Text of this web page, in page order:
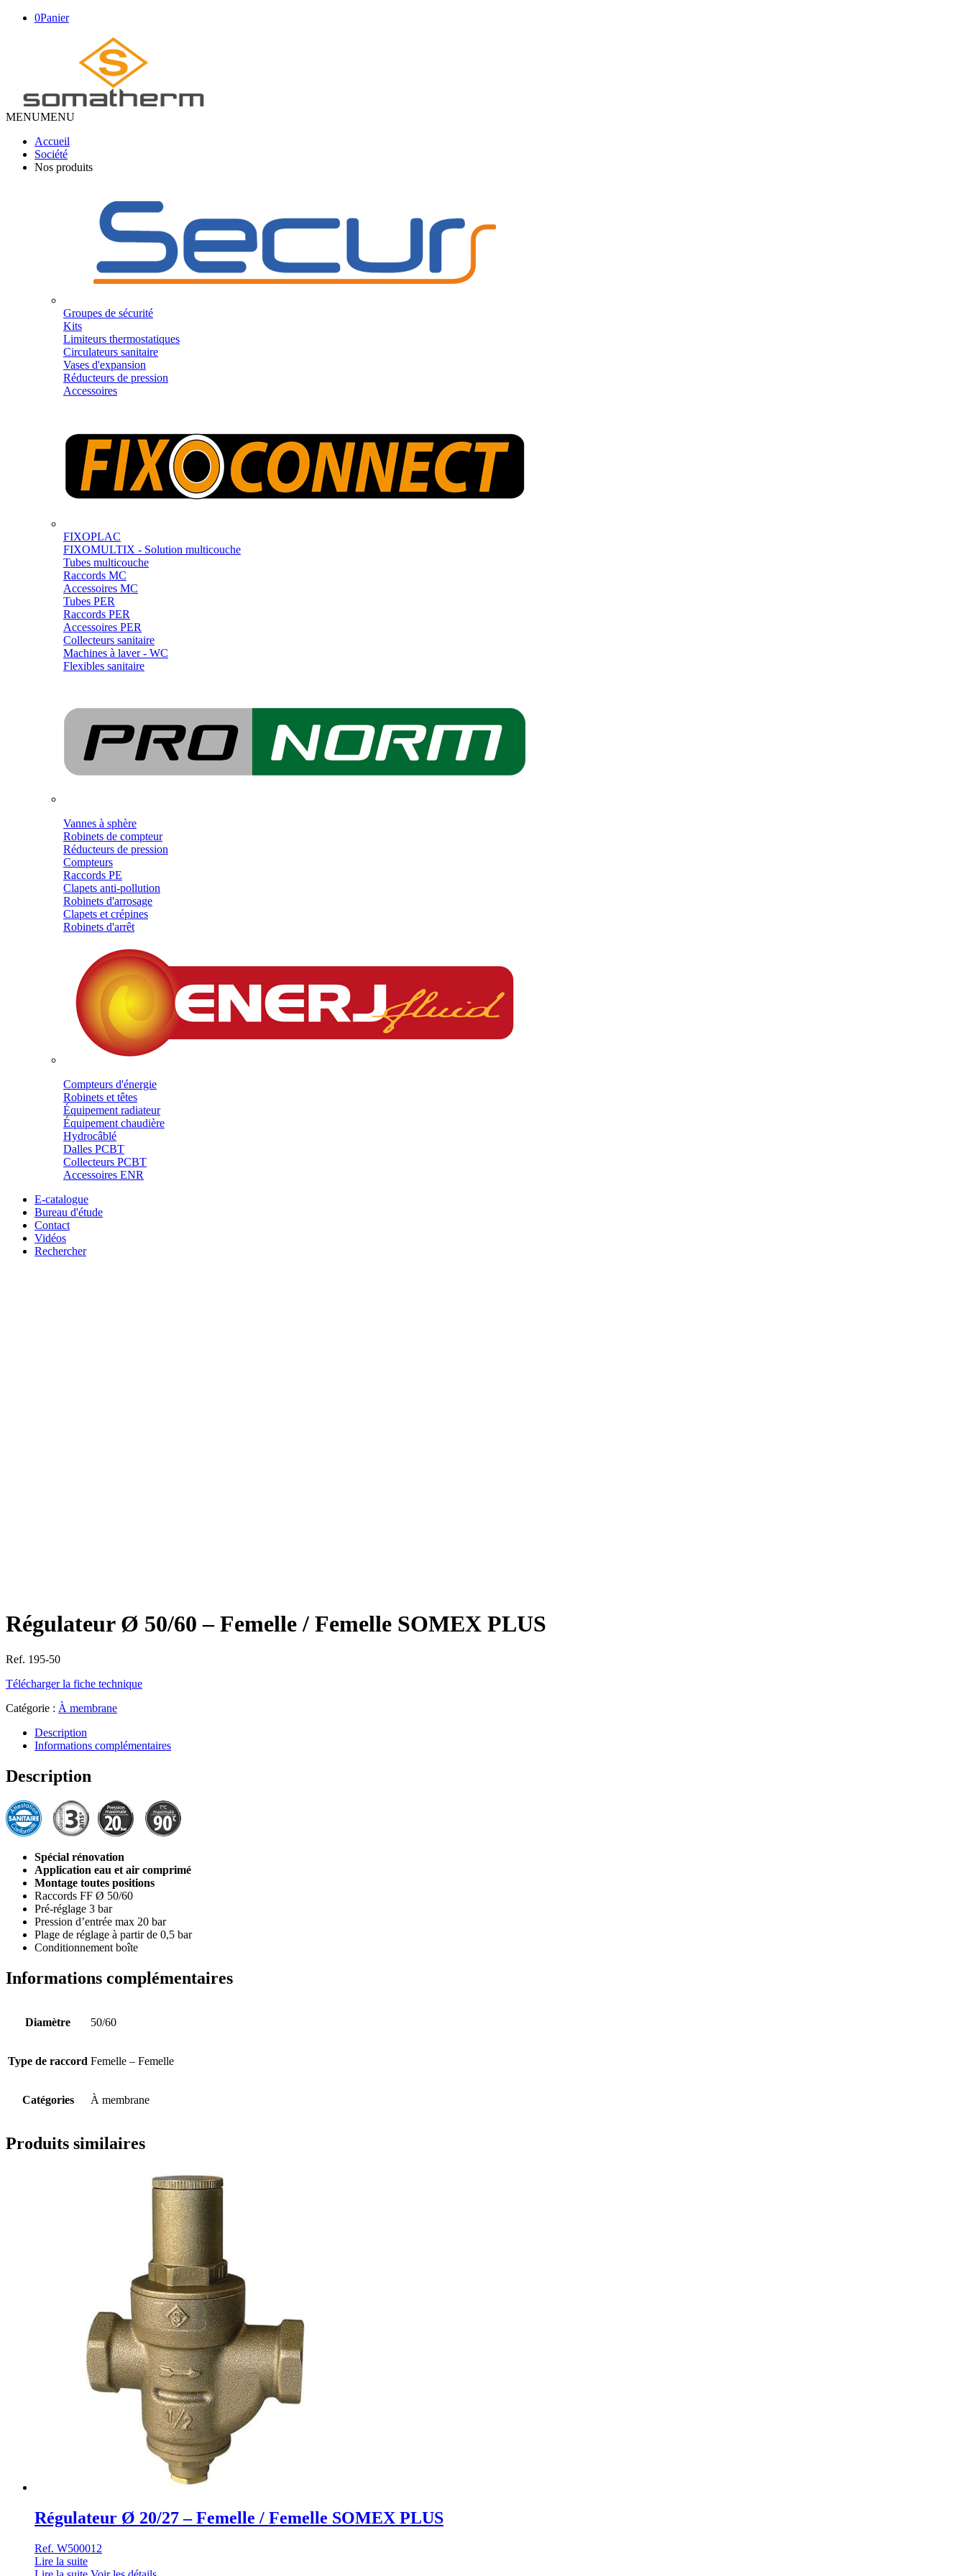
0Panier
MENUMENU
Accueil
Société
Nos produits
Groupes de sécurité
Kits
Limiteurs thermostatiques
Circulateurs sanitaire
Vases d'expansion
Réducteurs de pression
Accessoires
FIXOPLAC
FIXOMULTIX - Solution multicouche
Tubes multicouche
Raccords MC
Accessoires MC
Tubes PER
Raccords PER
Accessoires PER
Collecteurs sanitaire
Machines à laver - WC
Flexibles sanitaire
Vannes à sphère
Robinets de compteur
Réducteurs de pression
Compteurs
Raccords PE
Clapets anti-pollution
Robinets d'arrosage
Clapets et crépines
Robinets d'arrêt
Compteurs d'énergie
Robinets et têtes
Équipement radiateur
Équipement chaudière
Hydrocâblé
Dalles PCBT
Collecteurs PCBT
Accessoires ENR
E-catalogue
Bureau d'étude
Contact
Vidéos
Rechercher
Régulateur Ø 50/60 – Femelle / Femelle SOMEX PLUS
Ref. 195-50
Télécharger la fiche technique
Catégorie : À membrane
Description
Informations complémentaires
Description
Spécial rénovation
Application eau et air comprimé
Montage toutes positions
Raccords FF Ø 50/60
Pré-réglage 3 bar
Pression d’entrée max 20 bar
Plage de réglage à partir de 0,5 bar
Conditionnement boîte
Informations complémentaires
Diamètre 50/60
Type de raccord Femelle – Femelle
Catégories À membrane
Produits similaires
Régulateur Ø 20/27 – Femelle / Femelle SOMEX PLUS
Ref. W500012
Lire la suite